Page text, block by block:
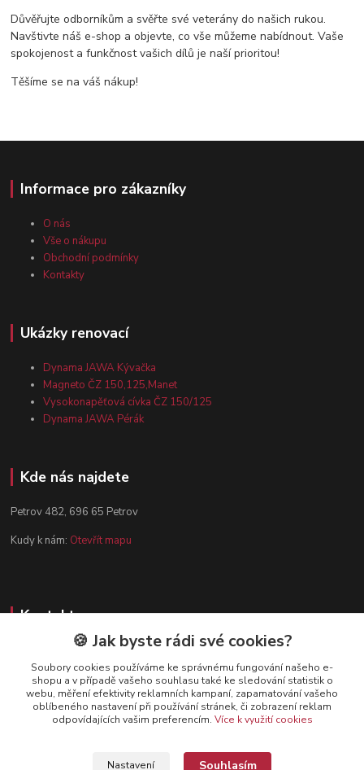
Důvěřujte odborníkům a svěřte své veterány do našich rukou.
Navštivte náš e-shop a objevte, co vše můžeme nabídnout. Vaše
spokojenost a funkčnost vašich dílů je naší prioritou!
Těšíme se na váš nákup!
Informace pro zákazníky
O nás
Vše o nákupu
Obchodní podmínky
Kontakty
Ukázky renovací
Dynama JAWA Kývačka
Magneto ČZ 150,125,Manet
Vysokonapěťová cívka ČZ 150/125
Dynama JAWA Pérák
Kde nás najdete
Petrov 482, 696 65 Petrov
Kudy k nám: Otevřít mapu
Kontakty
Zákaznická podpora
+420 602 584 910
(Po-Pá, 8-15 hod.)
info@dynamazahradnicek.cz
🍪 Jak byste rádi své cookies?
Soubory cookies používáme ke správnému fungování našeho e-
shopu a v případě vašeho souhlasu také ke sledování statistik o
webu, měření efektivity reklamních kampaní, zapamatování vašeho
oblíbeného nastavení při používání stránek, či zobrazení reklam
odpovídajících vašim preferencím. Více k využití cookies
Nastavení Souhlasím